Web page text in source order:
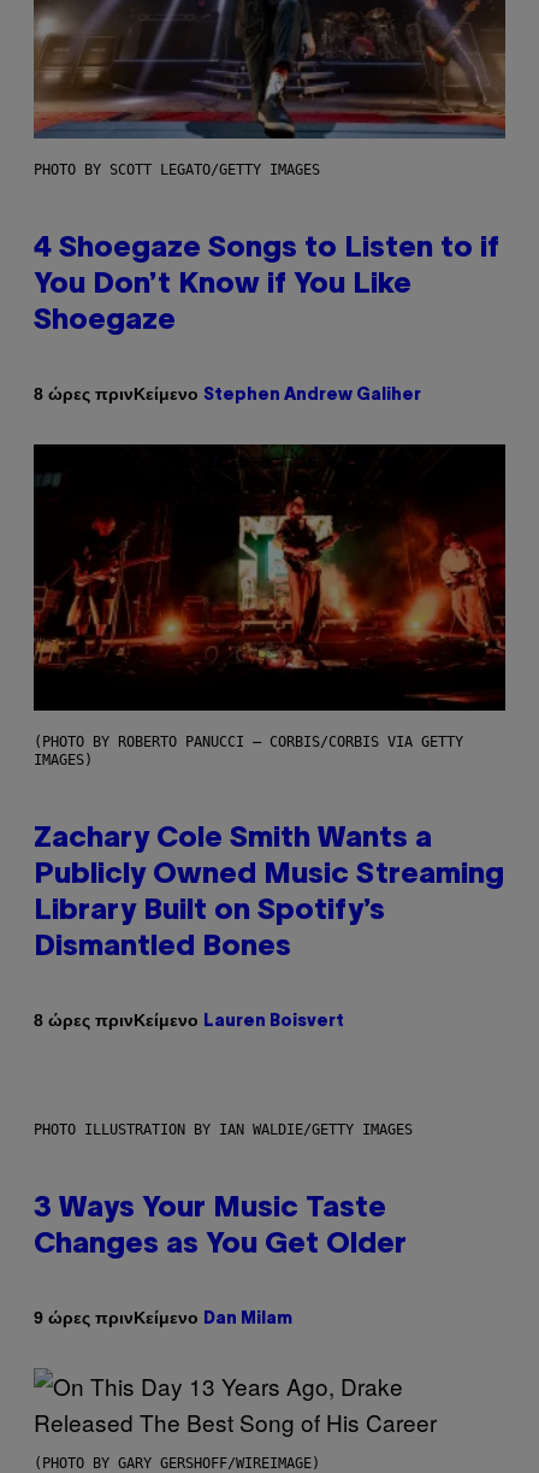
PHOTO BY SCOTT LEGATO/GETTY IMAGES
4 Shoegaze Songs to Listen to if
You Don’t Know if You Like
Shoegaze
8 ώρες πρινΚείμενο Stephen Andrew Galiher
(PHOTO BY ROBERTO PANUCCI – CORBIS/CORBIS VIA GETTY
IMAGES)
Zachary Cole Smith Wants a
Publicly Owned Music Streaming
Library Built on Spotify’s
Dismantled Bones
8 ώρες πρινΚείμενο Lauren Boisvert
PHOTO ILLUSTRATION BY IAN WALDIE/GETTY IMAGES
3 Ways Your Music Taste
Changes as You Get Older
9 ώρες πρινΚείμενο Dan Milam
(PHOTO BY GARY GERSHOFF/WIREIMAGE)